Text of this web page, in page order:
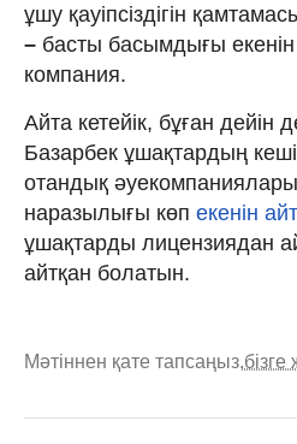
ұшу қауіпсіздігін
–басты басымдығы
компания.
Айта кетейік, бұған дейін
Базарбек ұшақтардың
отандық
наразылығы көп екенін
ұшақтарды лицензиядан
айтқан болатын.
Мәтіннен қате тапсаңыз,